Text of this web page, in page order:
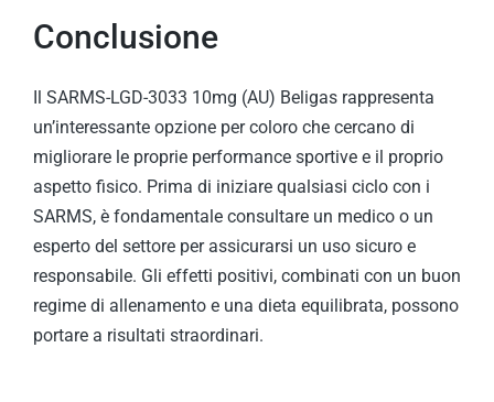
Conclusione
Il SARMS-LGD-3033 10mg (AU) Beligas rappresenta
un’interessante opzione per coloro che cercano di
migliorare le proprie performance sportive e il proprio
aspetto fisico. Prima di iniziare qualsiasi ciclo con i
SARMS, è fondamentale consultare un medico o un
esperto del settore per assicurarsi un uso sicuro e
responsabile. Gli effetti positivi, combinati con un buon
regime di allenamento e una dieta equilibrata, possono
portare a risultati straordinari.